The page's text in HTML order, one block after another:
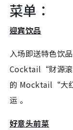
菜单：
迎宾饮品
入场即送特色饮
Cocktail“财源
的 Mocktail“大
运 。
好意头前菜